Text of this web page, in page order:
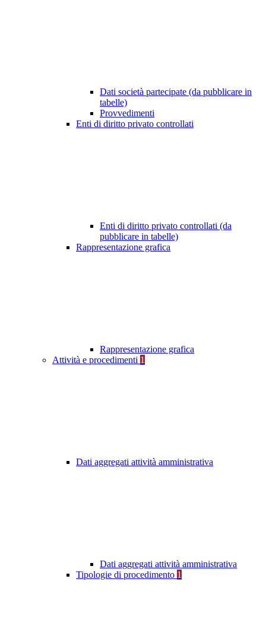
Dati società partecipate (da pubblicare in
tabelle)
Provvedimenti
Enti di diritto privato controllati
Enti di diritto privato controllati (da
pubblicare in tabelle)
Rappresentazione grafica
Rappresentazione grafica
Attività e procedimenti 1
Dati aggregati attività amministrativa
Dati aggregati attività amministrativa
Tipologie di procedimento 1